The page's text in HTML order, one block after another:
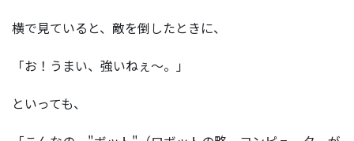
横で見ていると、敵を倒したときに、
「お！うまい、強いねぇ～。」
といっても、